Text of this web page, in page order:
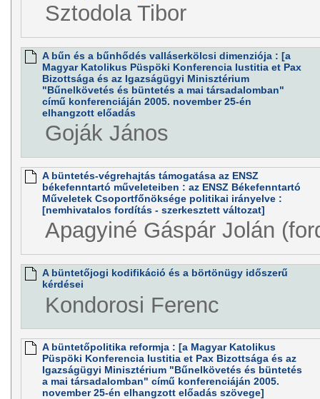
Sztodola Tibor
A bűn és a bűnhődés valláserkölcsi dimenziója : [a
Magyar Katolikus Püspöki Konferencia Iustitia et Pax
Bizottsága és az Igazságügyi Minisztérium
"Bűnelkövetés és büntetés a mai társadalomban"
című konferenciáján 2005. november 25-én
elhangzott előadás
Goják János
A büntetés-végrehajtás támogatása az ENSZ
békefenntartó műveleteiben : az ENSZ Békefenntartó
Műveletek Csoportfőnöksége politikai irányelve :
[nemhivatalos fordítás - szerkesztett változat]
Apagyiné Gáspár Jolán
A büntetőjogi kodifikáció és a börtönügy időszerű
kérdései
Kondorosi Ferenc
A büntetőpolitika reformja : [a Magyar Katolikus
Püspöki Konferencia Iustitia et Pax Bizottsága és az
Igazságügyi Minisztérium "Bűnelkövetés és büntetés
a mai társadalomban" című konferenciáján 2005.
november 25-én elhangzott előadás szövege]